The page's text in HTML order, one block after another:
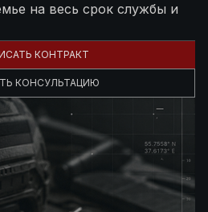
на весь срок службы и
КОНТРАКТ
КОНСУЛЬТАЦИЮ